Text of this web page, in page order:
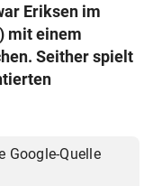
Eriksen im
mit einem
Seither spielt
Google-Quelle